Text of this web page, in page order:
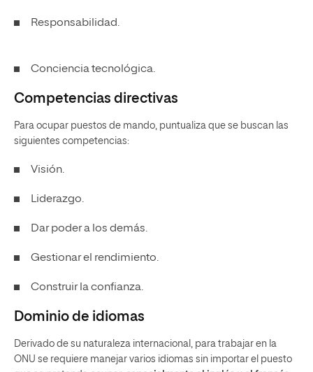
Responsabilidad.
Conciencia tecnológica.
Competencias directivas
Para ocupar puestos de mando, puntualiza que se buscan las
siguientes competencias:
Visión.
Liderazgo.
Dar poder a los demás.
Gestionar el rendimiento.
Construir la confianza.
Dominio de idiomas
Derivado de su naturaleza internacional, para trabajar en la
ONU se requiere manejar varios idiomas sin importar el puesto